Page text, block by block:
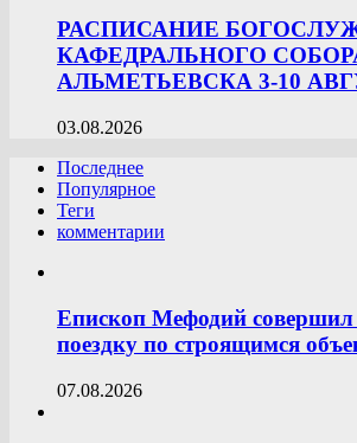
РАСПИСАНИЕ
КАФЕДРАЛЬНОГО
АЛЬМЕТЬЕВСКА 3-10
03.08.2026
Последнее
Популярное
Теги
комментарии
Епископ Мефодий
поездку по строящимся
07.08.2026